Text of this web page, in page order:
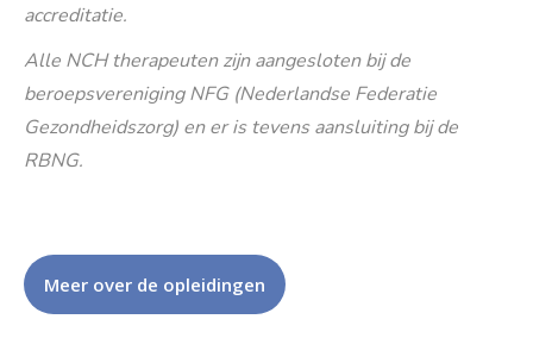
accreditatie.
Alle NCH therapeuten zijn aangesloten bij de
beroepsvereniging NFG (Nederlandse Federatie
Gezondheidszorg) en er is tevens aansluiting bij de
RBNG.
Meer over de opleidingen